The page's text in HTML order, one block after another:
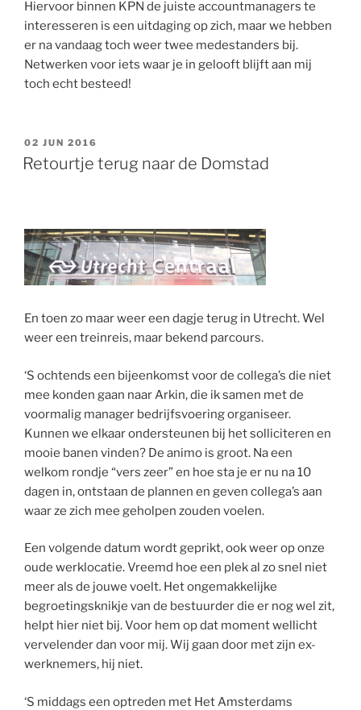
Hiervoor binnen KPN de juiste accountmanagers te
interesseren is een uitdaging op zich, maar we hebben
er na vandaag toch weer twee medestanders bij.
Netwerken voor iets waar je in gelooft blijft aan mij
toch echt besteed!
GEPLAATST
OP
02 JUN 2016
Retourtje terug naar de Domstad
En toen zo maar weer een dagje terug in Utrecht. Wel
weer een treinreis, maar bekend parcours.
‘S ochtends een bijeenkomst voor de collega’s die niet
mee konden gaan naar Arkin, die ik samen met de
voormalig manager bedrijfsvoering organiseer.
Kunnen we elkaar ondersteunen bij het solliciteren en
mooie banen vinden? De animo is groot. Na een
welkom rondje “vers zeer” en hoe sta je er nu na 10
dagen in, ontstaan de plannen en geven collega’s aan
waar ze zich mee geholpen zouden voelen.
Een volgende datum wordt geprikt, ook weer op onze
oude werklocatie. Vreemd hoe een plek al zo snel niet
meer als de jouwe voelt. Het ongemakkelijke
begroetingsknikje van de bestuurder die er nog wel zit,
helpt hier niet bij. Voor hem op dat moment wellicht
vervelender dan voor mij. Wij gaan door met zijn ex-
werknemers, hij niet.
‘S middags een optreden met Het Amsterdams